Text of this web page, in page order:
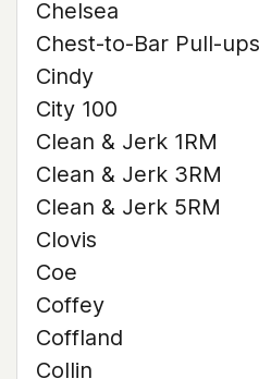
Chelsea
Chest-to-Bar Pull-ups
Cindy
City 100
Clean & Jerk 1RM
Clean & Jerk 3RM
Clean & Jerk 5RM
Clovis
Coe
Coffey
Coffland
Collin